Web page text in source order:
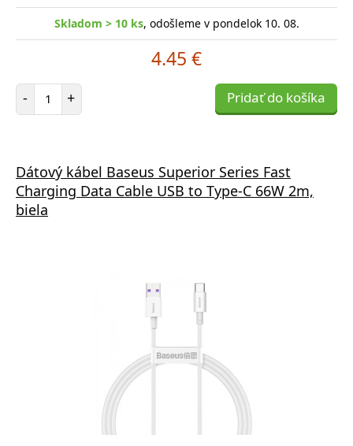
Skladom > 10 ks, odošleme v pondelok 10. 08.
4.45 €
- Počet položiek
+ Pridať do košíka
Dátový kábel Baseus Superior Series Fast
Charging Data Cable USB to Type-C 66W 2m,
biela